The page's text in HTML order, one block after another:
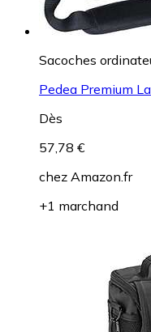
Sacoches
Pedea Premium
Dès
57,78 €
chez Amazon.fr
+1 marchand